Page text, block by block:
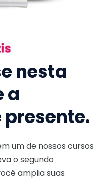
nesta
a
um de nossos cursos
o segundo
amplia suas